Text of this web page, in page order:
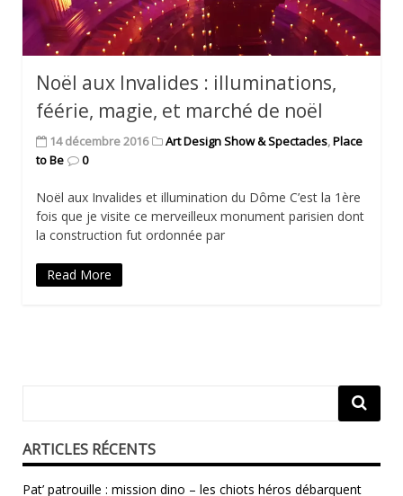
Noël aux Invalides : illuminations,
féérie, magie, et marché de noël
14 décembre 2016 Art Design Show & Spectacles,Place
to Be
0
Noël aux Invalides et illumination du Dôme C’est la 1ère
fois que je visite ce merveilleux monument parisien dont
la construction fut ordonnée par
Read More
ARTICLES RÉCENTS
Pat’ patrouille : mission dino – les chiots héros débarquent